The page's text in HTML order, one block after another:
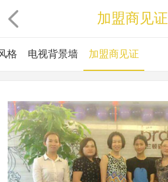
加盟商见证
格 电视背景墙 加盟商见证